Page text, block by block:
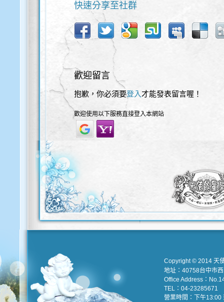
快速分享至社群
歡迎留言
抱歉，你必須要登入才能發表留言喔！
歡迎使用以下服務直接登入本網站
Copyright © 2014 天
地址：40758台中市
Office Address：
TEL：04-23285671
營業時間：下午13:00